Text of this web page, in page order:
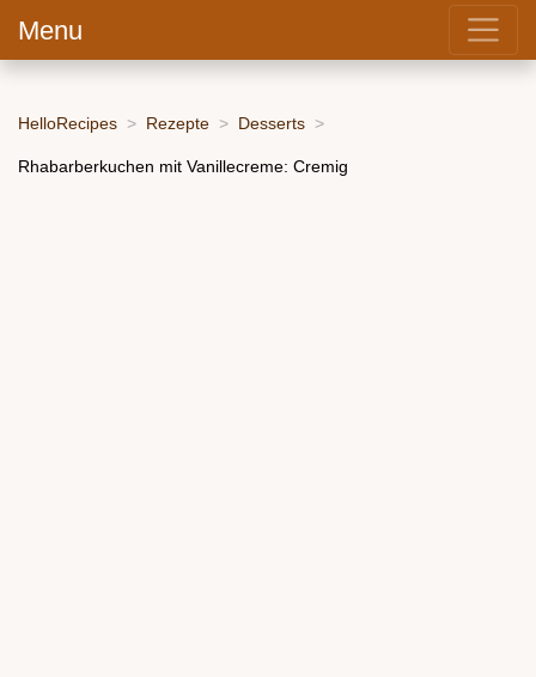
Menu
HelloRecipes Rezepte Desserts
Rhabarberkuchen mit Vanillecreme: Cremig